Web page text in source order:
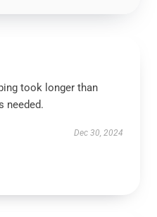
took longer than
needed.
Dec 30, 2024